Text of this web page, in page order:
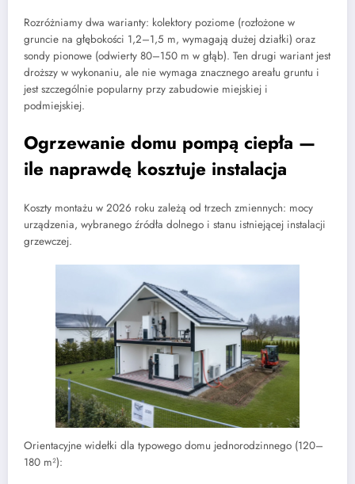
Rozróżniamy dwa warianty: kolektory poziome (rozłożone w
gruncie na głębokości 1,2–1,5 m, wymagają dużej działki) oraz
sondy pionowe (odwierty 80–150 m w głąb). Ten drugi wariant jest
droższy w wykonaniu, ale nie wymaga znacznego areału gruntu i
jest szczególnie popularny przy zabudowie miejskiej i
podmiejskiej.
Ogrzewanie domu pompą ciepła —
ile naprawdę kosztuje instalacja
Koszty montażu w 2026 roku zależą od trzech zmiennych: mocy
urządzenia, wybranego źródła dolnego i stanu istniejącej instalacji
grzewczej.
Orientacyjne widełki dla typowego domu jednorodzinnego (120–
180 m²):